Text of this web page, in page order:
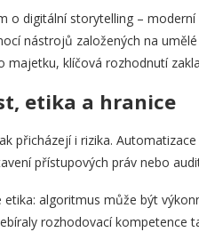
o digitální storytelling –
nástrojů založených na
majetku, klíčová rozhodnutí
etika a hranice
přicházejí i rizika.
přístupových práv nebo
etika: algoritmus může být
rozhodovací kompetence